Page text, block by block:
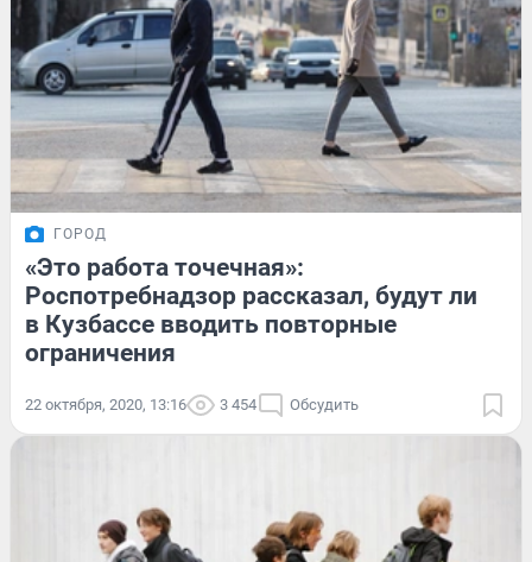
ГОРОД
«Это работа точечная»:
Роспотребнадзор рассказал, будут ли
в Кузбассе вводить повторные
ограничения
22 октября, 2020, 13:16 3 454 Обсудить